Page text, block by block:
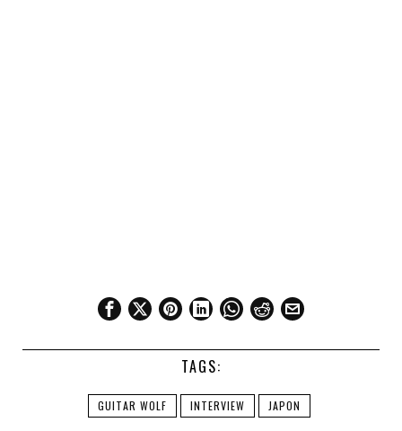
TAGS:
GUITAR WOLF INTERVIEW JAPON